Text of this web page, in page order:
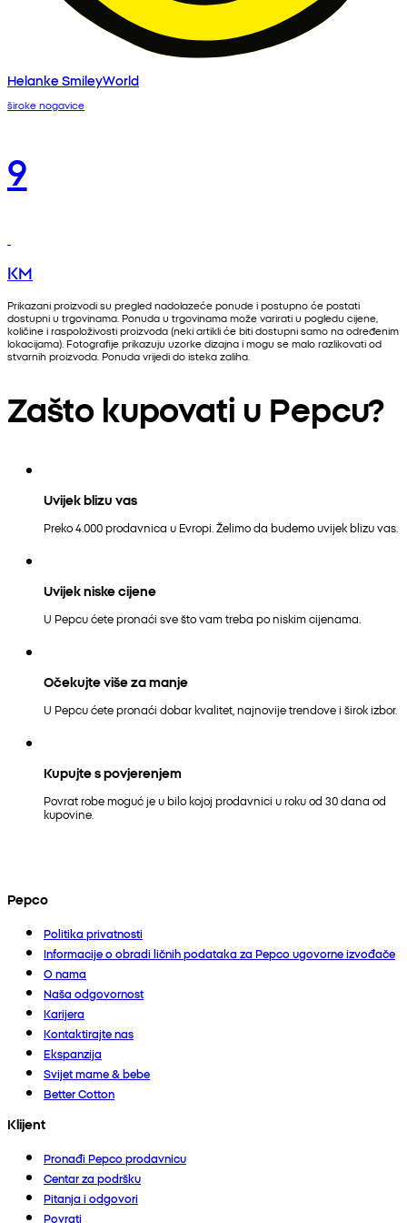
Helanke SmileyWorld
široke nogavice
9
KM
Prikazani proizvodi su pregled nadolazeće ponude i postupno će postati
dostupni u trgovinama. Ponuda u trgovinama može varirati u pogledu cijene,
količine i raspoloživosti proizvoda (neki artikli će biti dostupni samo na određenim
lokacijama). Fotografije prikazuju uzorke dizajna i mogu se malo razlikovati od
stvarnih proizvoda. Ponuda vrijedi do isteka zaliha.
Zašto kupovati u Pepcu?
Uvijek blizu vas
Preko 4.000 prodavnica u Evropi. Želimo da budemo uvijek blizu vas.
Uvijek niske cijene
U Pepcu ćete pronaći sve što vam treba po niskim cijenama.
Očekujte više za manje
U Pepcu ćete pronaći dobar kvalitet, najnovije trendove i širok izbor.
Kupujte s povjerenjem
Povrat robe moguć je u bilo kojoj prodavnici u roku od 30 dana od
kupovine.
Pepco
Politika privatnosti
Informacije o obradi ličnih podataka za Pepco ugovorne izvođače
O nama
Naša odgovornost
Karijera
Kontaktirajte nas
Ekspanzija
Svijet mame & bebe
Better Cotton
Klijent
Pronađi Pepco prodavnicu
Centar za podršku
Pitanja i odgovori
Povrati